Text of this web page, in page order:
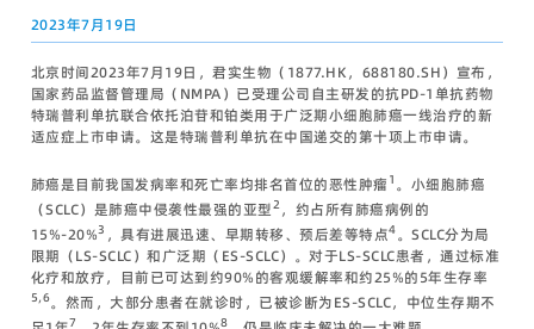
2023年7月19日
北京时间2023年7月19日，君实生物（1877.HK，688180.SH）宣布，
国家药品监督管理局（NMPA）已受理公司自主研发的抗PD-1单抗药物
特瑞普利单抗联合依托泊苷和铂类用于广泛期小细胞肺癌一线治疗的新
适应症上市申请。这是特瑞普利单抗在中国递交的第十项上市申请。
肺癌是目前我国发病率和死亡率均排名首位的恶性肿瘤 1 。小细胞肺癌
（SCLC）是肺癌中侵袭性最强的亚型2，约占所有肺癌病例的
15%-20%3 ，具有进展迅速、早期转移、预后差等特点4。SCLC分为局
限期（LS-SCLC）和广泛期（ES-SCLC）。对于LS-SCLC患者，通过标准
化疗和放疗，目前已可达到约90%的客观缓解率和约25%的5年生存率
5,6。然而，大部分患者在就诊时，已被诊断为ES-SCLC，中位生存期不
7 8